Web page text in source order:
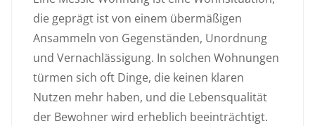
die geprägt ist von einem übermäßigen
Ansammeln von Gegenständen, Unordnung
und Vernachlässigung. In solchen Wohnungen
türmen sich oft Dinge, die keinen klaren
Nutzen mehr haben, und die Lebensqualität
der Bewohner wird erheblich beeinträchtigt.